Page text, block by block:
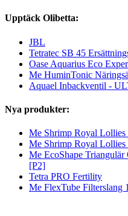
Upptäck Olibetta:
JBL
Tetratec SB 45
Oase Aquarius Eco
Me HuminTonic
Aquael Inbackventil -
Nya produkter:
Me Shrimp Royal Lollies
Me Shrimp Royal
Me EcoShape
[P2]
Tetra PRO Fertility
Me FlexTube Filterslang